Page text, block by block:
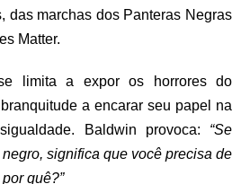
das marchas dos Panteras Negras
Matter.
limita a expor os horrores do
a encarar seu papel na
Baldwin provoca: “Se
significa que você precisa de
quê?”